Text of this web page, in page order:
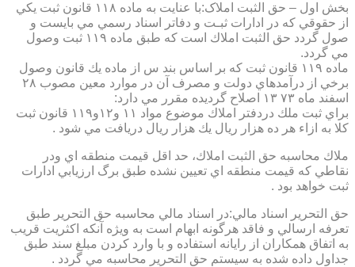
بخش اول – حق الثبت املاک:با عنايت به ماده ۱۱۸ قانون ثبت يكي
از حقوقي كه در ادارات ثبـت و دفاتر اسناد رسمي مي بايست و
صول گردد حق الثبت املاك است كه طبق ماده ۱۱۹ ثبت وصول
مي گردد.
ماده ۱۱۹ قانون ثبت كه بر اساس بند س از ماده يك قانون وصول
برخي از درآمدهاي دولت و مصرف آن در موارد معين مصوب ۲۸
اسفند ماه ۷۳ ۱۳ اصلاح گرديده مقرر مي دارد:
براي ثبت ملك دردفتر املاك موضوع مواد ۱۱ و۱۲و۱۱۹ قانون ثبت
كلا به ازاء هر ده هزار ريال يك هزار ريال دريافت مي شود .
ملاك محاسبه حق الثبت املاك، حد اقل قيمت منطقه اي ودر
نقاطي كه قيمت منطقه اي تعيين نشده طبق برگ ارزيابي ادارات
ثبت خواهد بود .
حق التحرير اسناد مالي:در اسناد مالي محاسبه حق التحرير طبق
تعرفه ارسالي و فاقد هرگونه ابهام است به ويژه آنكه اكثريت قريب
به اتفاق همكاران از رايانه استفاده و با وارد كردن مبلغ سند طبق
جداول داده شده به سيستم حق التحرير محاسبه مي گردد .